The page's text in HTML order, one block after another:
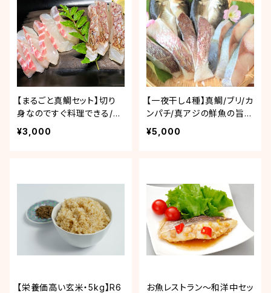
【まるごと真鯛セット】切り
身なのですぐ料理できる/養
殖鯛No1の愛媛からお届
け！
¥3,000
【一夜干し4種】真鯛/ブリ/カ
ンパチ/真アジの鮮魚の旨み
を閉じ込めました！美味旨
味干し
¥5,000
【栄養価高い玄米・5kg】R6
お魚レストラン～和洋中セッ